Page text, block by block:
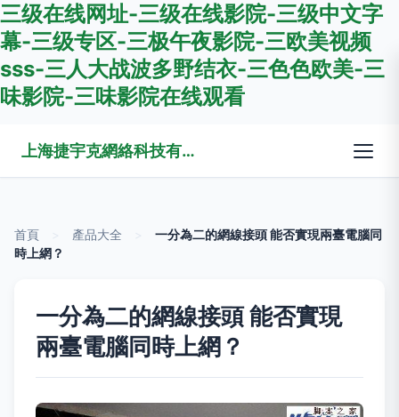
三级在线网址-三级在线影院-三级中文字
幕-三级专区-三极午夜影院-三欧美视频
sss-三人大战波多野结衣-三色色欧美-三
味影院-三味影院在线观看
上海捷宇克網絡科技有限公司
首頁 產品大全
一分為二的網線接頭 能否實現兩臺電腦同
時上網？
一分為二的網線接頭 能否實現
兩臺電腦同時上網？